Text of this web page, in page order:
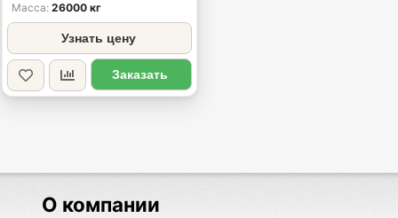
Масса 26000 кг
Узнать цену
Заказать
О компании